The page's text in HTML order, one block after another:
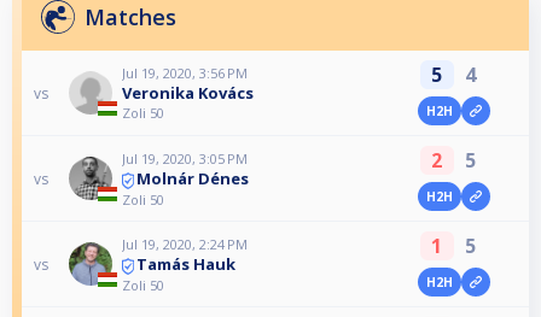
Matches
vs
Jul 19, 2020, 3:56 PM
Veronika Kovács
Zoli 50
5 4
H2H
vs
Jul 19, 2020, 3:05 PM
Molnár Dénes
Zoli 50
2 5
H2H
vs
Jul 19, 2020, 2:24 PM
Tamás Hauk
Zoli 50
1 5
H2H